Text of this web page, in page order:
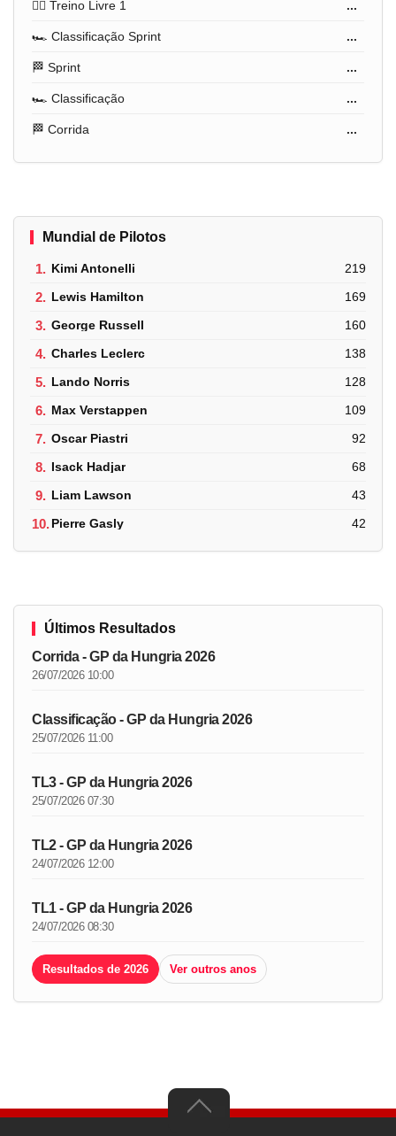
🏋️‍♂️ Treino Livre 1 ...
🏎️ Classificação Sprint ...
🏁 Sprint ...
🏎️ Classificação ...
🏁 Corrida ...
Mundial de Pilotos
1. Kimi Antonelli 219
2. Lewis Hamilton 169
3. George Russell 160
4. Charles Leclerc 138
5. Lando Norris 128
6. Max Verstappen 109
7. Oscar Piastri 92
8. Isack Hadjar 68
9. Liam Lawson 43
10.Pierre Gasly 42
Últimos Resultados
Corrida - GP da Hungria 2026
26/07/2026 10:00
Classificação - GP da Hungria 2026
25/07/2026 11:00
TL3 - GP da Hungria 2026
25/07/2026 07:30
TL2 - GP da Hungria 2026
24/07/2026 12:00
TL1 - GP da Hungria 2026
24/07/2026 08:30
Resultados de 2026 Ver outros anos